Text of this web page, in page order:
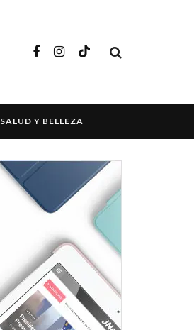
SALUD Y BELLEZA